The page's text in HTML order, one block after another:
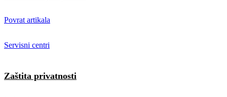
Povrat artikala
Servisni centri
Zaštita privatnosti